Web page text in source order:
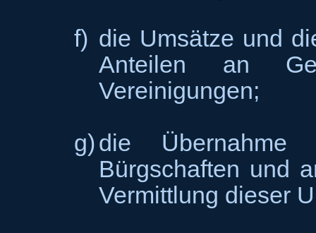
f) die Umsätze und
Anteilen an
Vereinigungen;
g)die Übernahme
Bürgschaften und
Vermittlung dieser